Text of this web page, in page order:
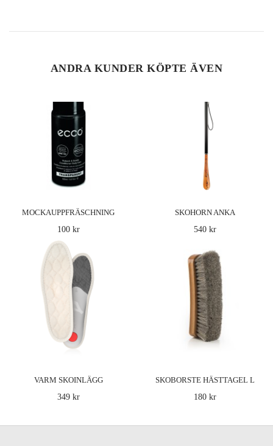
ANDRA KUNDER KÖPTE ÄVEN
MOCKAUPPFRÄSCHNING
100 kr
SKOHORN ANKA
540 kr
VARM SKOINLÄGG
349 kr
SKOBORSTE HÄSTTAGEL L
180 kr